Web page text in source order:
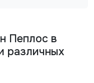
Пеплос в
различных